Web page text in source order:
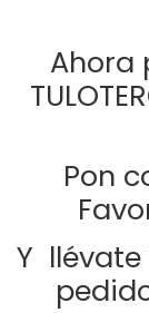
Ahora
Pon
Y